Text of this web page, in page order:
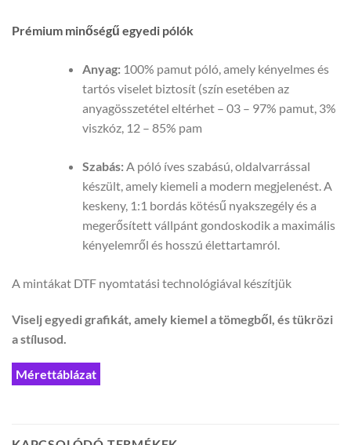
Prémium minőségű egyedi pólók
Anyag:100% pamut póló, amely kényelmes és
tartós viselet biztosít (szín esetében az
anyagösszetétel eltérhet – 03 – 97% pamut, 3%
viszkóz, 12 – 85% pam
Szabás:A póló íves szabású, oldalvarrással
készült, amely kiemeli a modern megjelenést. A
keskeny, 1:1 bordás kötésű nyakszegély és a
megerősített vállpánt gondoskodik a maximális
kényelemről és hosszú élettartamról.
A mintákat DTF nyomtatási technológiával készítjük
Viselj egyedi grafikát, amely kiemel a tömegből, és tükrözi
a stílusod.
Mérettáblázat